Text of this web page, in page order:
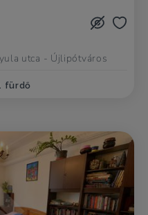
utca - Újlipótváros
fürdő